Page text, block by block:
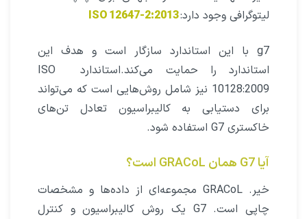
لیتوگرافی وجود دارد:
g7 با این استاندارد سازگار است و هدف این
استاندارد را حمایت می‌کند.استاندارد ISO
10128:2009 نیز شامل روش‌هایی است که می‌تواند
برای دستیابی به کالیبراسیون تعادل تن‌های
خاکستری G7 استفاده شود.
آیا G7 همان GRACoL است؟
خیر. GRACoL مجموعه‌ای از داده‌ها و مشخصات
چاپی است. G7 یک روش کالیبراسیون و کنترل